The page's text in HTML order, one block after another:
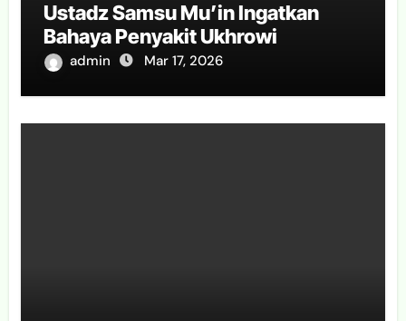
Ustadz Samsu Mu’in Ingatkan
Bahaya Penyakit Ukhrowi
admin Mar 17, 2026